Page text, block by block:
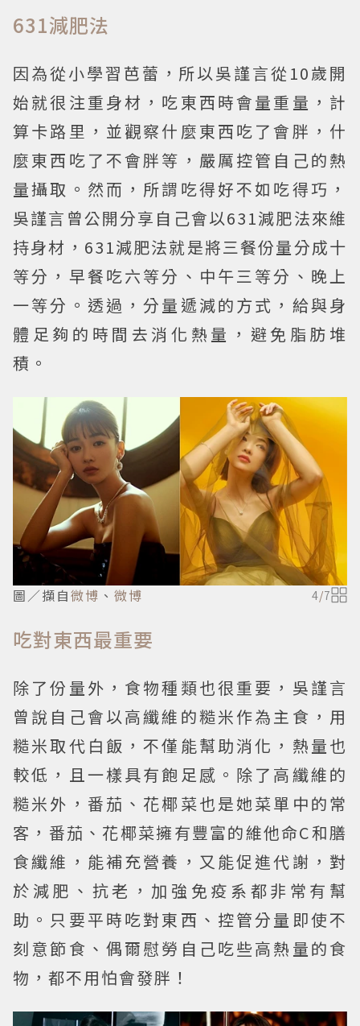
631減肥法
因為從小學習芭蕾，所以吳謹言從10歲開
始就很注重身材，吃東西時會量重量，計
算卡路里，並觀察什麼東西吃了會胖，什
麼東西吃了不會胖等，嚴厲控管自己的熱
量攝取。然而，所謂吃得好不如吃得巧，
吳謹言曾公開分享自己會以631減肥法來維
持身材，631減肥法就是將三餐份量分成十
等分，早餐吃六等分、中午三等分、晚上
一等分。透過，分量遞減的方式，給與身
體足夠的時間去消化熱量，避免脂肪堆
積。
圖／擷自微博 、 微博 4/7
吃對東西最重要
除了份量外，食物種類也很重要，吳謹言
曾說自己會以高纖維的糙米作為主食，用
糙米取代白飯，不僅能幫助消化，熱量也
較低，且一樣具有飽足感。除了高纖維的
糙米外，番茄、花椰菜也是她菜單中的常
客，番茄、花椰菜擁有豐富的維他命C和膳
食纖維，能補充營養，又能促進代謝，對
於減肥、抗老，加強免疫系都非常有幫
助。只要平時吃對東西、控管分量即使不
刻意節食、偶爾慰勞自己吃些高熱量的食
物，都不用怕會發胖！